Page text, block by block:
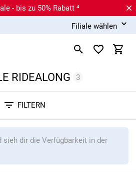
- bis zu 50% Rabatt ⁴
Filiale wählen
RIDEALONG 3
FILTERN
sieh dir die Verfügbarkeit in der